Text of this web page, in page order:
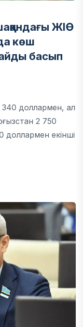
ЖІӨ
көш
басып
340 доллармен, ал
2 750
доллармен екінші